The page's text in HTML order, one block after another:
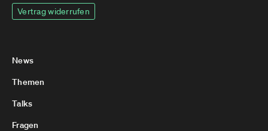
Vertrag widerrufen
News
Themen
Talks
Fragen